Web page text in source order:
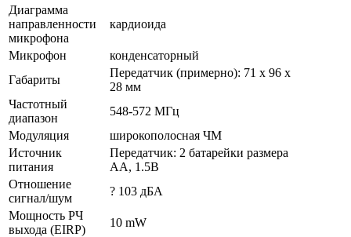
Диаграмма
направленности
микрофона
кардиоида
Микрофон
конденсаторный
Габариты
Передатчик (примерно): 71 x 96 x
28 мм
Частотный
диапазон
548-572 МГц
Модуляция
широкополосная ЧМ
Источник
питания
Передатчик: 2 батарейки размера
АА, 1.5В
Отношение
сигнал/шум
? 103 дБА
Мощность РЧ
выхода (EIRP)
10 mW